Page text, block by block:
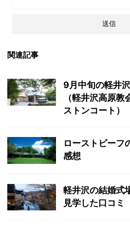
関連記事
9月中旬の軽井
（軽井沢高原
ストンコート）
ローストビーフ
感想
軽井沢の結婚式
見学した口コミ